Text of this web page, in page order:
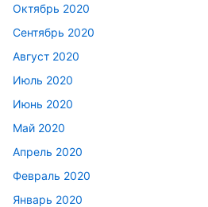
Октябрь 2020
Сентябрь 2020
Август 2020
Июль 2020
Июнь 2020
Май 2020
Апрель 2020
Февраль 2020
Январь 2020